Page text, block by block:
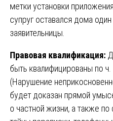
метки установки
супруг оставался дома
заявительницы.
Правовая квалификация:
быть квалифицированы по
(Нарушение
будет доказан прямой
о частной жизни, а также